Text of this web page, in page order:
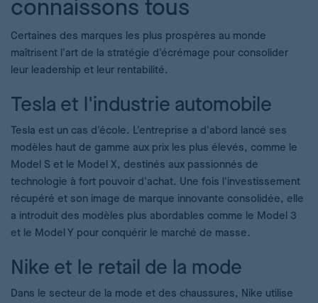
connaissons tous
Certaines des marques les plus prospères au monde
maîtrisent l'art de la stratégie d'écrémage pour consolider
leur leadership et leur rentabilité.
Tesla et l'industrie automobile
Tesla est un cas d'école. L'entreprise a d'abord lancé ses
modèles haut de gamme aux prix les plus élevés, comme le
Model S et le Model X, destinés aux passionnés de
technologie à fort pouvoir d'achat. Une fois l'investissement
récupéré et son image de marque innovante consolidée, elle
a introduit des modèles plus abordables comme le Model 3
et le Model Y pour conquérir le marché de masse.
Nike et le retail de la mode
Dans le secteur de la mode et des chaussures, Nike utilise